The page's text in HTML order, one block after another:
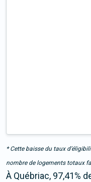
* Cette baisse du taux
nombre de logements totaux
À Québriac, 97,41%